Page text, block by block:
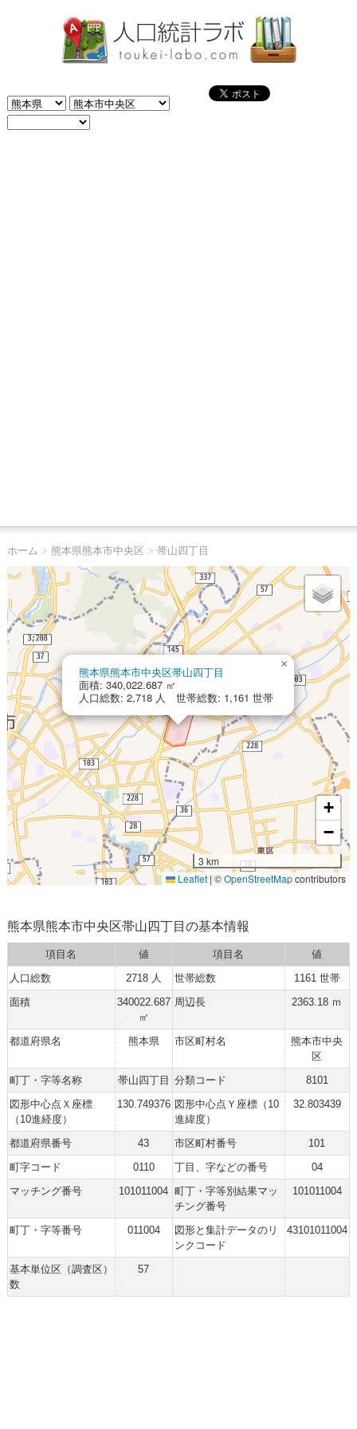
ホーム > 熊本県熊本市中央区 > 帯山四丁目
熊本県熊本市中央区帯山四丁目
面積: 340,022.687 ㎡
人口総数: 2,718 人 世帯総数: 1,161 世帯
×
+
−
3 km
Leaflet | ©OpenStreetMapcontributors
熊本県熊本市中央区帯山四丁目の基本情報
項目名 値 項目名
値
人口総数
2718 人 世帯総数
1161 世帯
面積
340022.687
㎡
周辺長 2363.18 ｍ
都道府県名 熊本県 市区町村名
熊本市中央
区
町丁・字等名称
帯山四丁目 分類コード
8101
図形中心点Ｘ座標
（10進経度）
130.749376 図形中心点Ｙ座標（10
進緯度）
32.803439
都道府県番号 43 市区町村番号
101
町字コード
0110 丁目、字などの番号
04
マッチング番号
101011004 町丁・字等別結果マッ
チング番号
101011004
町丁・字等番号 011004
図形と集計データのリ
ンクコード
43101011004
基本単位区（調査区）
数
57